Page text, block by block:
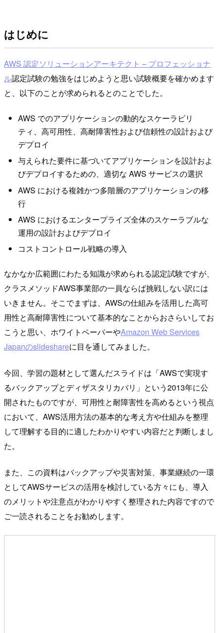
はじめに
AWS 認定ソリューションアーキテクト – プロフェッショナ
ル認定試験の勉強をはじめようと思い試験概要を確かめます
と、以下のことが求められるとのことでした。
AWS でのアプリケーションの動的なスケーラビリ
ティ、高可用性、高耐障害性および信頼性の設計および
デプロイ
与えられた要件に基づいてアプリケーションを設計およ
びデプロイするための、適切な AWS サービスの選択
AWS における複雑かつ多階層のアプリケーションの移
行
AWS におけるエンタープライズ全体のスケーラブルな
運用の設計およびデプロイ
コストコントロール戦略の導入
なかなか広範囲にわたる知識が求められる認定試験ですが、
クラスメソッドAWS事業部の一員ならば挑戦しない訳には
いきません。そこでまずは、AWSの仕組みを活用した高可
用性と高耐障害性について基本的なことからおさらいしてお
こうと思い、ホワイトペーパーやAmazon Web Services
Japanのslideshareに目を通してみました。
今回、学習の題材として選んだスライドは「AWSで実現す
るバックアップとディザスタリカバリ」という2013年に公
開されたものですが、可用性と耐障害性を高めるという視点
において、AWS活用方法の基本的な考え方や仕組みを整理
して理解する目的に適したわかりやすい内容だと判断しまし
た。
また、この資料はバックアップや災害対策、事業継続の一環
としてAWSサービスの活用を検討している方々にも、導入
のメリットや注意点がわかりやすく整理された内容ですので
ご一読されることをお勧めします。